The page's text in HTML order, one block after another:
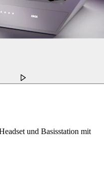
und Basisstation mit